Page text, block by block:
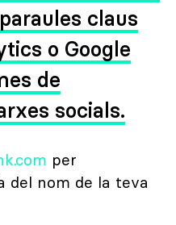
claus
o Google
de
socials.
per
del nom de la teva